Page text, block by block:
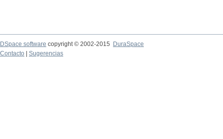
DSpace software copyright © 2002-2015
DuraSpace
Contacto
Sugerencias